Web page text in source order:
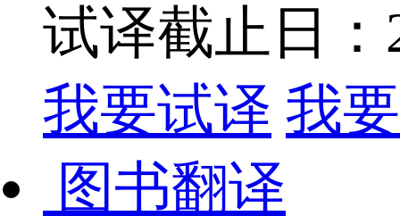
试译截止日：
我要试译 我
图书翻译